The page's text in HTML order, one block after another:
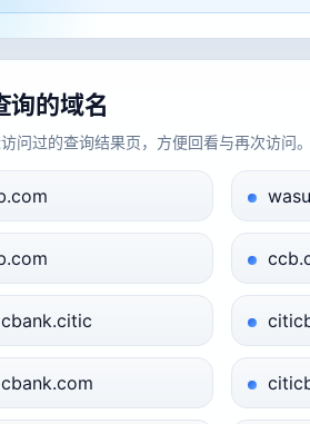
询的域名
问过的查询结果页，方便回看与再次访问。